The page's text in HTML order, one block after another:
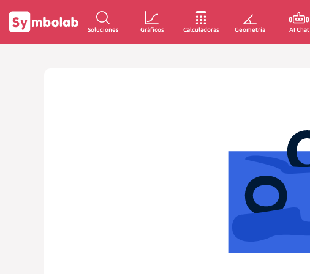
Soluciones Gráficos Calculadoras Geometría AI Chat